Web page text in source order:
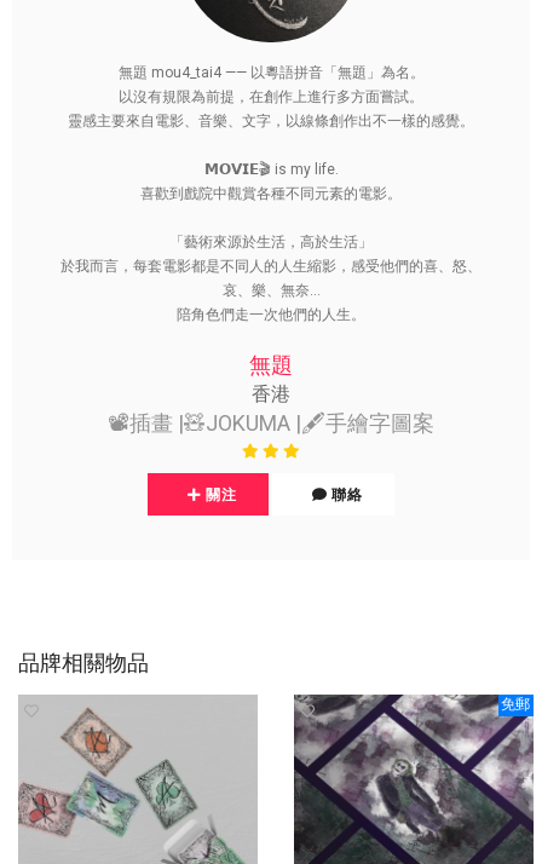
無題 mou4_tai4 —— 以粵語拼音「無題」為名。
以沒有規限為前提，在創作上進行多方面嘗試。
靈感主要來自電影、音樂、文字，以線條創作出不一樣的感覺。
𝗠𝗢𝗩𝗜𝗘🎬 is my life.
喜歡到戲院中觀賞各種不同元素的電影。
「藝術來源於生活，高於生活」
於我而言，每套電影都是不同人的人生縮影，感受他們的喜、怒、
哀、樂、無奈...
陪角色們走一次他們的人生。
無題
香港
📽️插畫 |🧸JOKUMA |🖋️手繪字圖案
關注 聯絡
品牌相關物品
免郵